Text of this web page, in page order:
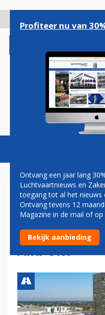
gaan
Magazine
DOOR GROEI
STEEDS MEER
GEBRUIK VAN
AIRPORT
Profiteer nu van
Ontvang een jaar lang
Luchtvaartnieuws en
toegang tot al het nieuws
Ontvang tevens 12
Magazine in de mail of op
Bekijk aanbieding